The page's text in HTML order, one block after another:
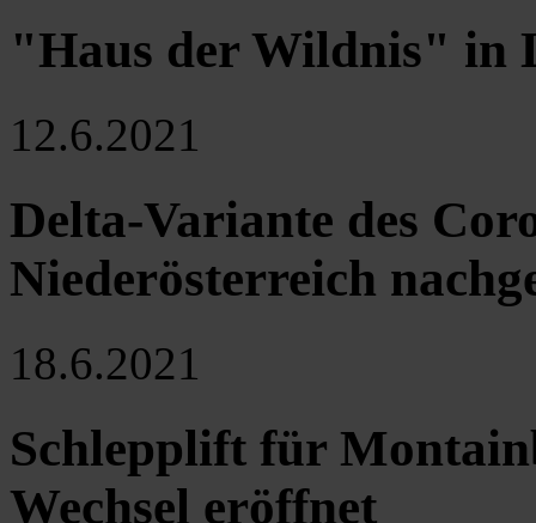
"Haus der Wildnis" in
12.6.2021
Delta-Variante des
Niederösterreich
18.6.2021
Schlepplift für
Wechsel eröffnet